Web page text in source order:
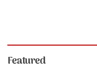
Featured